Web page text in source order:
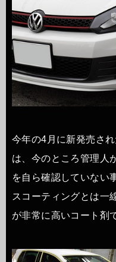
今年の4月に新発売さ
は、今のところ管理人
を自ら確認していない
スコーティングとは一
が非常に高いコート剤